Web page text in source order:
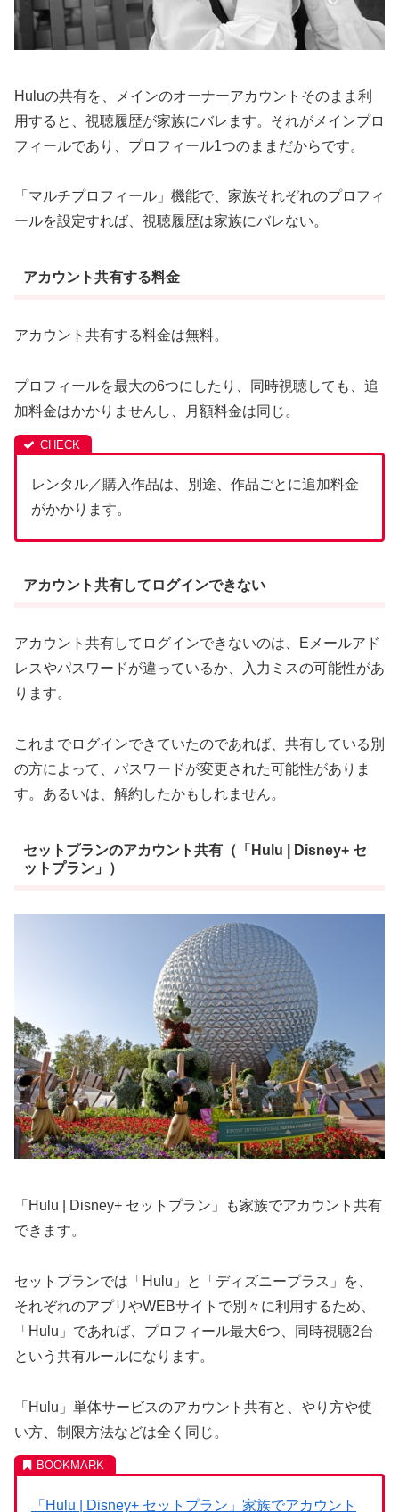
Huluの共有を、メインのオーナーアカウントそのまま利
用すると、視聴履歴が家族にバレます。それがメインプロ
フィールであり、プロフィール1つのままだからです。
「マルチプロフィール」機能で、家族それぞれのプロフィ
ールを設定すれば、視聴履歴は家族にバレない。
アカウント共有する料金
アカウント共有する料金は無料。
プロフィールを最大の6つにしたり、同時視聴しても、追
加料金はかかりませんし、月額料金は同じ。
レンタル／購入作品は、別途、作品ごとに追加料金
がかかります。
アカウント共有してログインできない
アカウント共有してログインできないのは、Eメールアド
レスやパスワードが違っているか、入力ミスの可能性があ
ります。
これまでログインできていたのであれば、共有している別
の方によって、パスワードが変更された可能性がありま
す。あるいは、解約したかもしれません。
セットプランのアカウント共有（「Hulu | Disney+ セ
ットプラン」）
「Hulu | Disney+ セットプラン」も家族でアカウント共有
できます。
セットプランでは「Hulu」と「ディズニープラス」を、
それぞれのアプリやWEBサイトで別々に利用するため、
「Hulu」であれば、プロフィール最大6つ、同時視聴2台
という共有ルールになります。
「Hulu」単体サービスのアカウント共有と、やり方や使
い方、制限方法などは全く同じ。
「Hulu | Disney+ セットプラン」家族でアカウント